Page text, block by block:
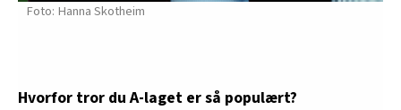
Hanna Skotheim
Hvorfor tror du A-laget er så populært?